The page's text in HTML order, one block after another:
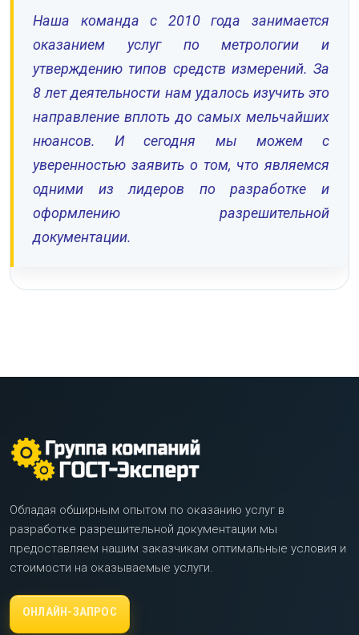
Наша команда с 2010 года занимается
оказанием услуг по метрологии и
утверждению типов средств измерений. За
8 лет деятельности нам удалось изучить это
направление вплоть до самых мельчайших
нюансов. И сегодня мы можем с
уверенностью заявить о том, что являемся
одними из лидеров по разработке и
оформлению разрешительной
документации.
Обладая обширным опытом по оказанию услуг в
разработке разрешительной документации мы
предоставляем нашим заказчикам оптимальные условия и
стоимости на оказываемые услуги.
ОНЛАЙН-ЗАПРОС